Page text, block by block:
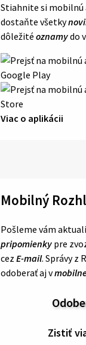
Stiahnite si mobilnú
dostaňte všetky
dôležité oznamydo
Viac o aplikácii
Mobilný
Pošleme vám
pripomienky pre
cez E-mail. Správy z
odoberať aj v
Zistiť